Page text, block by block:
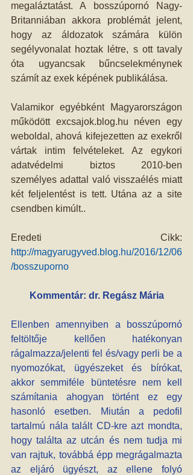
megaláztatást. A bosszúpornó Nagy-
Britanniában akkora problémát jelent,
hogy az áldozatok számára külön
segélyvonalat hoztak létre, s ott tavaly
óta ugyancsak bűncselekménynek
számít az exek képének publikálása.
Valamikor egyébként Magyarországon
működött excsajok.blog.hu néven egy
weboldal, ahová kifejezetten az exekről
vártak intim felvételeket. Az egykori
adatvédelmi biztos 2010-ben
személyes adattal való visszaélés miatt
két feljelentést is tett. Utána az a site
csendben kimúlt..
http://magyarugyved.blog.hu/2016/12/06
/bosszuporno
Kommentár: dr. Regász Mária
Ellenben amennyiben a bosszúpornó
feltöltője kellően hatékonyan
rágalmazza/jelenti fel és/vagy perli be a
nyomozókat, ügyészeket és bírókat,
akkor semmiféle büntetésre nem kell
számítania ahogyan történt ez egy
hasonló esetben. Miután a pedofil
tartalmú nála talált CD-kre azt mondta,
hogy találta az utcán és nem tudja mi
van rajtuk, továbbá épp megrágalmazta
az eljáró ügyészt, az ellene folyó